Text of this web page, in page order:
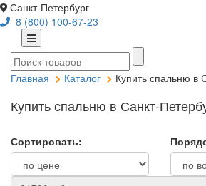
Санкт-Петербург
8 (800) 100-67-23
Главная Каталог Купить спальню в
Купить спальню в Санкт-
Сортировать: